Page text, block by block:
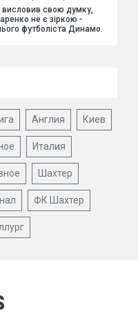
свою думку,
не є зіркою -
футболіста Динамо.
Англия Киев
Италия
Шахтер
ФК Шахтер